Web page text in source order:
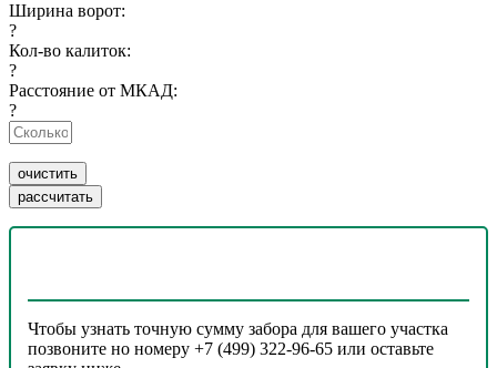
Ширина ворот:
?
Кол-во калиток:
?
Расстояние от МКАД:
?
Чтобы узнать точную сумму забора для вашего участка
позвоните но номеру +7 (499) 322-96-65 или оставьте